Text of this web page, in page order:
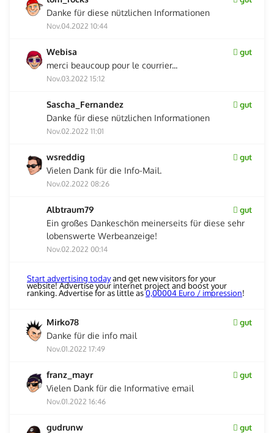
Danke für diese nützlichen Informationen
Nov.04.2022 10:44
Webisa gut
merci beaucoup pour le courrier...
Nov.03.2022 15:12
Sascha_Fernandez gut
Danke für diese nützlichen Informationen
Nov.02.2022 11:01
wsreddig gut
Vielen Dank für die Info-Mail.
Nov.02.2022 08:26
Albtraum79 gut
Ein großes Dankeschön meinerseits für diese sehr
lobenswerte Werbeanzeige!
Nov.02.2022 00:14
Start advertising todayand get new visitors for your
website! Advertise your internet project and boost your
ranking. Advertise for as little as0,00004 Euro / impression!
Mirko78 gut
Danke für die info mail
Nov.01.2022 17:49
franz_mayr gut
Vielen Dank für die Informative email
Nov.01.2022 16:46
gudrunw gut